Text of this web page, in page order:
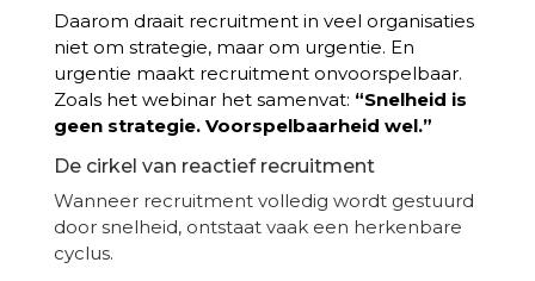
Daarom draait recruitment in veel organisaties
niet om strategie, maar om urgentie. En
urgentie maakt recruitment onvoorspelbaar.
Zoals het webinar het samenvat: “Snelheid is
geen strategie. Voorspelbaarheid wel.”
De cirkel van reactief recruitment
Wanneer recruitment volledig wordt gestuurd
door snelheid, ontstaat vaak een herkenbare
cyclus.